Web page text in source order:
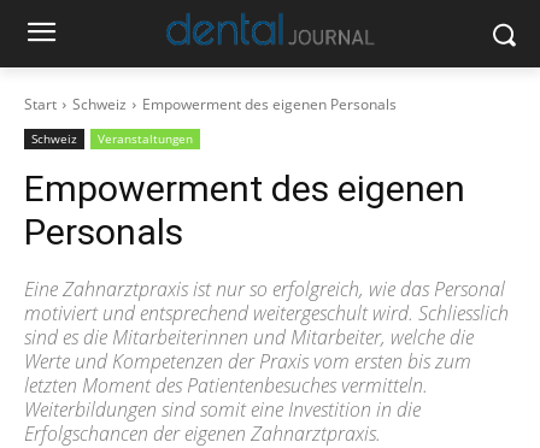
Start Schweiz Empowerment des eigenen Personals
Schweiz Veranstaltungen
Empowerment des eigenen
Personals
Eine Zahnarztpraxis ist nur so erfolgreich, wie das Personal
motiviert und entsprechend weitergeschult wird. Schliesslich
sind es die Mitarbeiterinnen und Mitarbeiter, welche die
Werte und Kompetenzen der Praxis vom ersten bis zum
letzten Moment des Patientenbesuches vermitteln.
Weiterbildungen sind somit eine Investition in die
Erfolgschancen der eigenen Zahnarztpraxis.